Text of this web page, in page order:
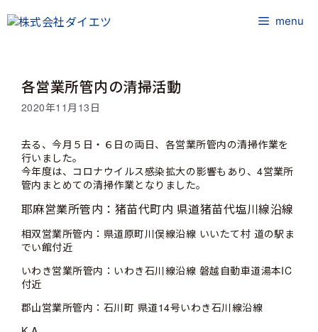
ン
menu
各営業所管内の清掃活動
2020年11月13日
去る、今月５日・６日の両日、各営業所管内の清掃作業を
行いました。
今年度は、コロナウイルス感染拡大の影響もあり、4営業所
管内まとめての清掃作業となりました。
耶麻営業所管内：猪苗代町内 県道猪苗代塩川線沿線
相双営業所管内：県道原町川俣線沿線 いいたて村 道の駅ま
でい館付近
いわき営業所管内：いわき石川線沿線 磐越自動車道湯本IC
付近
郡山営業所管内：石川町 県道14号いわき石川線沿線